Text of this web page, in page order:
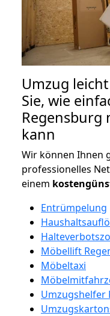
Umzug
Sie, wie
Regensburg
kann
Wir können Ihnen
professionelles
einem
Entrümpelung
Möbellift
Möbeltaxi
Umzugshelfer